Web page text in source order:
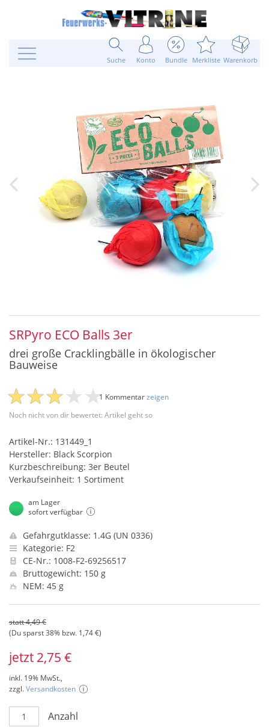
Suche Konto Bundle Merkliste Warenkorb
SRPyro ECO Balls 3er
drei große Cracklingbälle in ökologischer
Bauweise
Noch nicht von dir bewertet: Artikel geht so
1 Kommentarzeigen
Artikel-Nr.: 131449_1
Hersteller: Black Scorpion
Kurzbeschreibung: 3er Beutel
Verkaufseinheit: 1 Sortiment
am Lager
sofort verfügbar
Gefahrgutklasse: 1.4G (UN 0336)
Kategorie: F2
CE-Nr.: 1008-F2-69256517
Bruttogewicht: 150 g
NEM: 45 g
statt 4,49 €
(Du sparst 38% bzw. 1,74 €)
jetzt 2,75 €
inkl. 19% MwSt.,
zzgl.Versandkosten
Anzahl